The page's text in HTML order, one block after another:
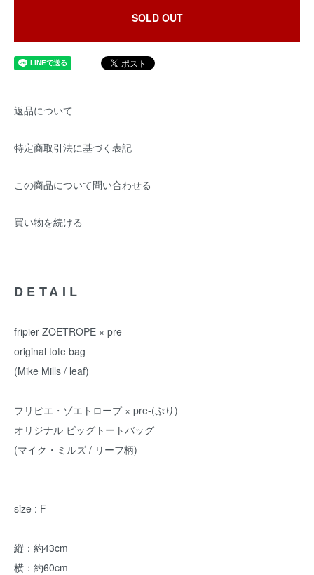
SOLD OUT
返品について
特定商取引法に基づく表記
この商品について問い合わせる
買い物を続ける
DETAIL
fripier ZOETROPE × pre-
original tote bag
(Mike Mills / leaf)
フリピエ・ゾエトロープ × pre-(ぷり)
オリジナル ビッグトートバッグ
(マイク・ミルズ / リーフ柄)
size : F
縦：約43cm
横：約60cm